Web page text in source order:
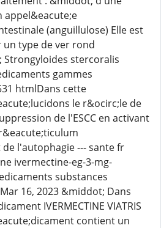
(anguillulose) Elle est
type de ver rond
stercoralis
gammes
htmlDans cette
le r&ocirc;le de
de l'ESCC en activant
de l'autophagie --- sante fr
ivermectine-eg-3-mg-
substances
16, 2023 &middot; Dans
IVERMECTINE VIATRIS
contient un